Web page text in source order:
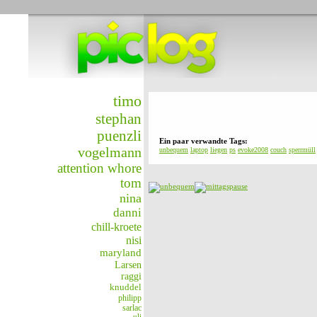
timo
stephan
puenzli
vogelmann
attention whore
tom
nina
danni
chill-kroete
nisi
maryland
Larsen
raggi
knuddel
philipp
sarlac
Ein paar verwandte Tags:
unbequem laptop liegen ps evoke2008 couch sperrmüll